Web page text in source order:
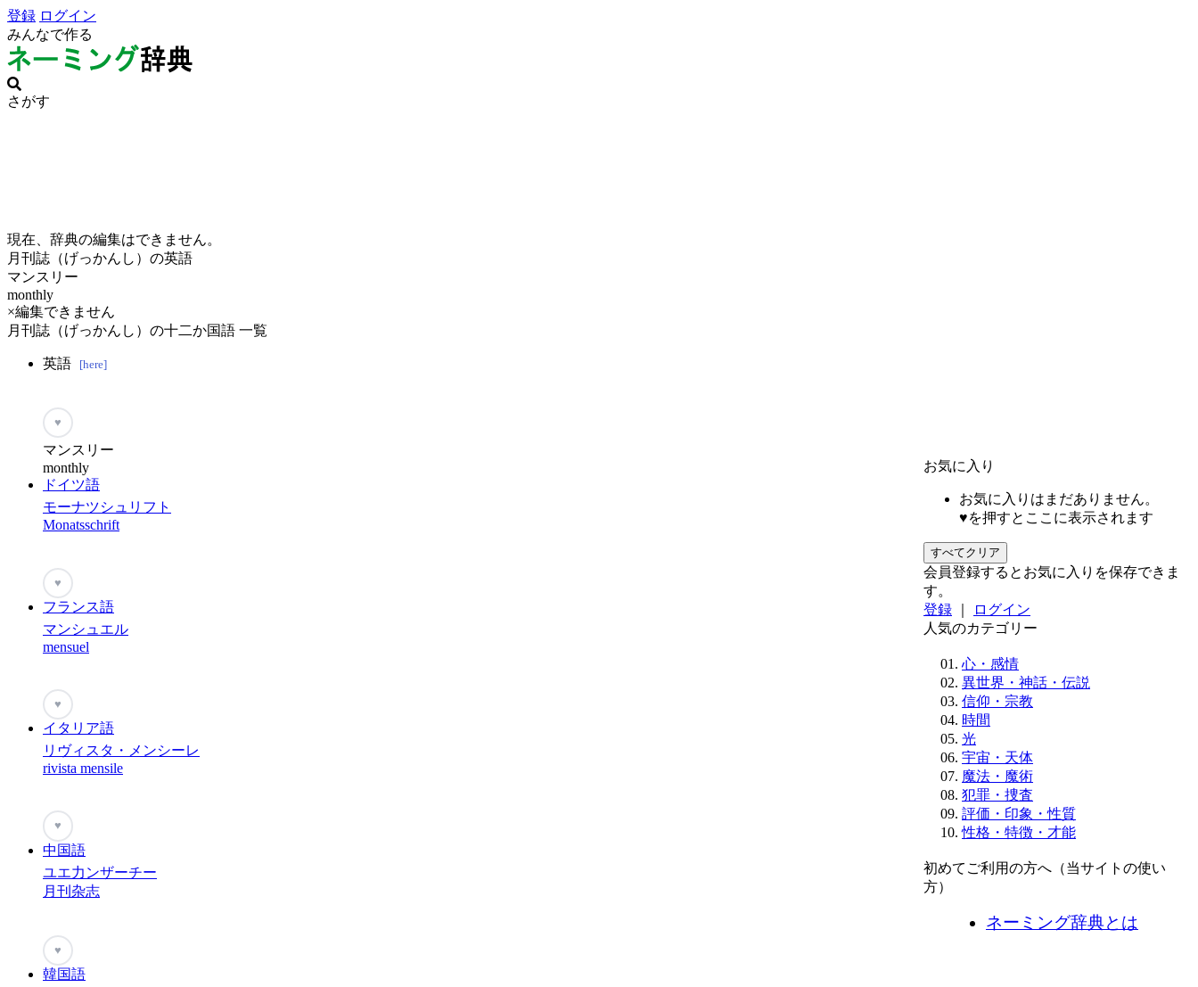
登録 ログイン
みんなで作る
さがす
現在、辞典の編集はできません。
月刊誌（げっかんし）の英語
マンスリー
monthly
×編集できません
月刊誌（げっかんし）の十二か国語 一覧
英語 [here]
♥
マンスリー
monthly
ドイツ語
モーナツシュリフト
Monatsschrift
♥
フランス語
マンシュエル
mensuel
♥
イタリア語
リヴィスタ・メンシーレ
rivista mensile
♥
中国語
ユエ力ンザーチー
月刊杂志
♥
韓国語
お気に入り
お気に入りはまだありません。
♥を押すとここに表示されます
すべてクリア
会員登録するとお気に入りを保存できま
す。
登録
ログイン
人気のカテゴリー
心・感情
異世界・神話・伝説
信仰・宗教
時間
光
宇宙・天体
魔法・魔術
犯罪・捜査
評価・印象・性質
性格・特徴・才能
初めてご利用の方へ（当サイトの使い
方）
ネーミング辞典とは